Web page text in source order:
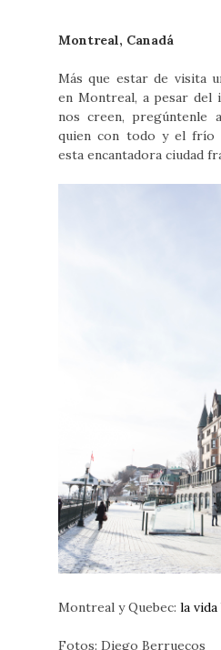
Montreal, Canadá
Más que estar de visita
en Montreal, a pesar del
nos creen, pregúntenle
quien con todo y el frío
esta encantadora ciudad
Montreal y Quebec: la
Fotos: Diego Berruecos